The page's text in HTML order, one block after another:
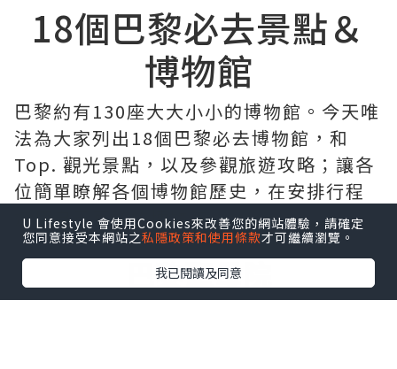
U Lifestyle 會使用Cookies來改善您的網站體驗，請確定
您同意接受本網站之私隱政策和使用條款才可繼續瀏覽。
我已閱讀及同意
18個巴黎必去景點＆
博物館
巴黎約有130座大大小小的博物館。今天唯
法為大家列出18個巴黎必去博物館，和
Top. 觀光景點，以及參觀旅遊攻略；讓各
位簡單瞭解各個博物館歷史，在安排行程
選擇自己喜歡的博物館。
巴黎聖母院